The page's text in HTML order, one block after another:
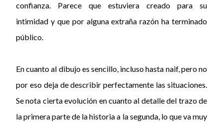
confianza. Parece que estuviera creado para su
intimidad y que por alguna extraña razón ha terminado
público.
En cuanto al dibujo es sencillo, incluso hasta naif, pero no
por eso deja de describir perfectamente las situaciones.
Se nota cierta evolución en cuanto al detalle del trazo de
la primera parte de la historia a la segunda, lo que va muy